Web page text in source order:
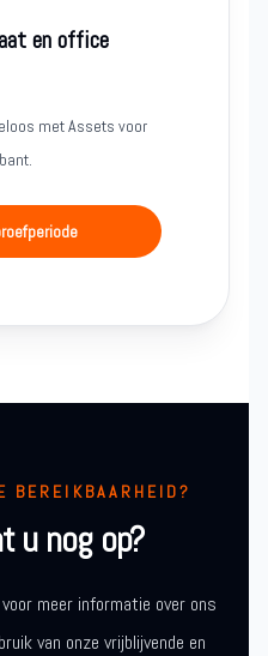
en office
met Assets voor
BEREIKBAARHEID?
u nog op?
meer informatie over ons
van onze vrijblijvende en